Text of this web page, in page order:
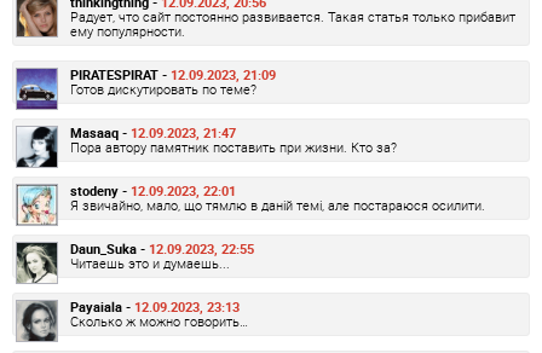
Радует, что сайт постоянно развивается. Такая статья только прибавит
ему популярности.
PIRATESPIRAT - 12.09.2023, 21:09
Готов дискутировать по теме?
Masaaq - 12.09.2023, 21:47
Пора автору памятник поставить при жизни. Кто за?
stodeny - 12.09.2023, 22:01
Я звичайно, мало, що тямлю в даній темі, але постараюся осилити.
Daun_Suka - 12.09.2023, 22:55
Читаешь это и думаешь...
Payaiala - 12.09.2023, 23:13
Сколько ж можно говорить…